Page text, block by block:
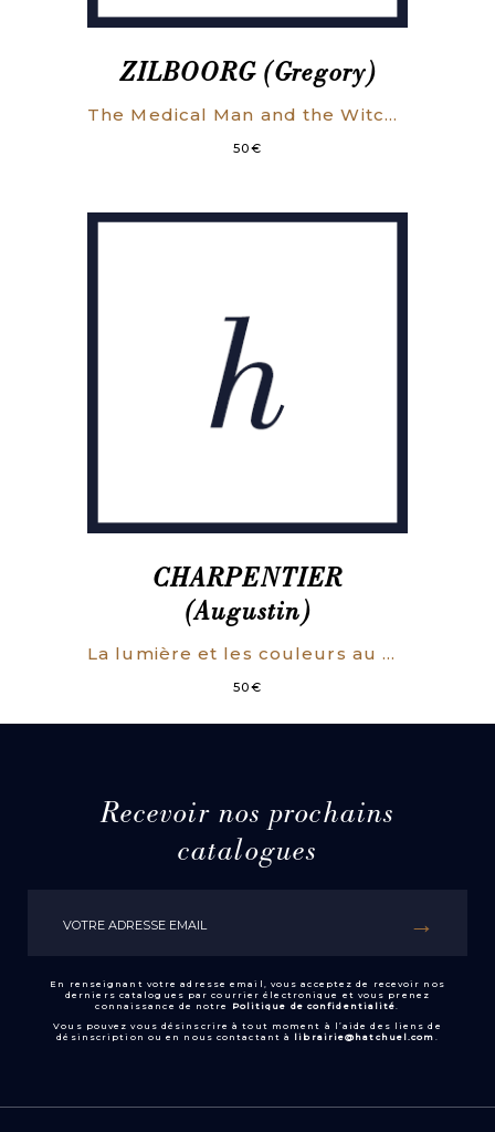
ZILBOORG (Gregory)
The Medical Man and the Witch during the Renaissance. The Hideyo Nogushi Lectures.
50€
CHARPENTIER
(Augustin)
La lumière et les couleurs au point de vue physiologique.
50€
Recevoir nos prochains
catalogues
En renseignant votre adresse email, vous acceptez de recevoir nos
derniers catalogues par courrier électronique et vous prenez
connaissance de notre
Politique de confidentialité.
Vous pouvez vous désinscrire à tout moment à l’aide des liens de
désinscription ou en nous contactant à librairie@hatchuel.com .